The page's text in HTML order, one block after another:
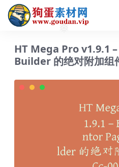
HT Mega Pro v1.9.1
Builder 的绝对附加组